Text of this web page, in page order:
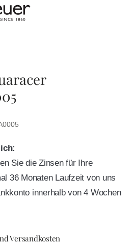
Sie die Zinsen für Ihre
36 Monaten Laufzeit von uns
innerhalb von 4 Wochen
Versandkosten